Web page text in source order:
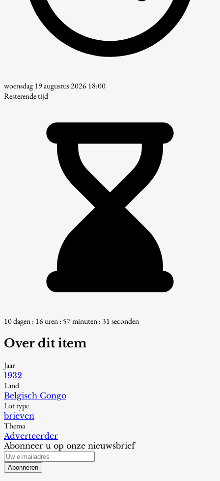
woensdag 19 augustus 2026 18:00
Resterende tijd
10 dagen : 16 uren : 57 minuten : 30 seconden
Over dit item
Jaar
1932
Land
Belgisch Congo
Lot type
brieven
Thema
Adverteerder
Abonneer u op onze nieuwsbrief
Abonneren